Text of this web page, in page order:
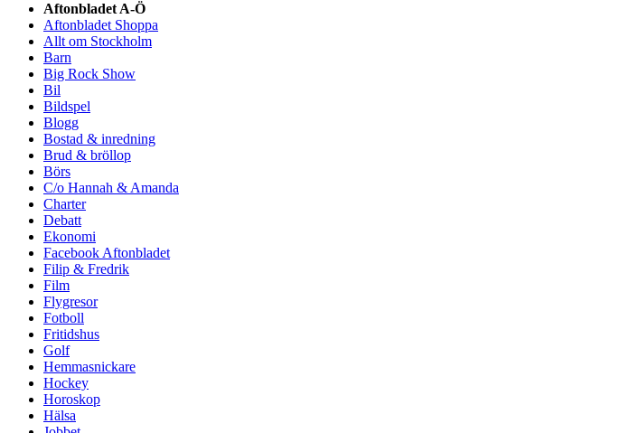
Aftonbladet A-Ö
Aftonbladet Shoppa
Allt om Stockholm
Barn
Big Rock Show
Bil
Bildspel
Blogg
Bostad & inredning
Brud & bröllop
Börs
C/o Hannah & Amanda
Charter
Debatt
Ekonomi
Facebook Aftonbladet
Filip & Fredrik
Film
Flygresor
Fotboll
Fritidshus
Golf
Hemmasnickare
Hockey
Horoskop
Hälsa